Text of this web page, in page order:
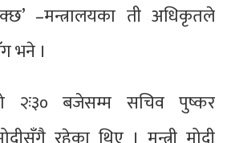
–मन्त्रालयका ती अधिकृतले
भने ।
२ः३० बजेसम्म सचिव पुष्कर